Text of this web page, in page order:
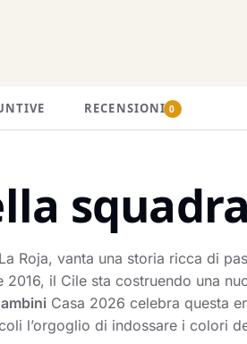
RECENSIONI 0
squadra
Roja, vanta una storia ricca di
2016, il Cile sta costruendo una
Casa 2026 celebra questa
l’orgoglio di indossare i colori